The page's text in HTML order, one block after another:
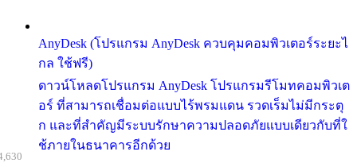
AnyDesk (โปรแกรม AnyDesk ควบคุมคอมพิวเตอร์ระยะไ
กล ใช้ฟรี)
ดาวน์โหลดโปรแกรม AnyDesk โปรแกรมรีโมทคอมพิวเต
อร์ ที่สามารถเชื่อมต่อแบบไร้พรมแดน รวดเร็มไม่มีกระตุ
ก และที่สำคัญมีระบบรักษาความปลอดภัยแบบเดียวกับที่ใ
ช้ภายในธนาคารอีกด้วย